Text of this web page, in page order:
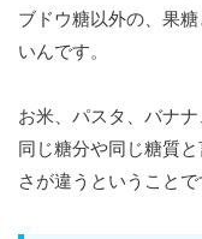
ブドウ糖以外の、果
いんです。
お米、パスタ、バナ
同じ糖分や同じ糖質
さが違うということで